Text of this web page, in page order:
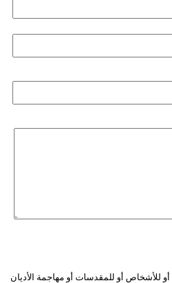
أو للأشخاص أو للمقدسات أو مهاجمة الأديان